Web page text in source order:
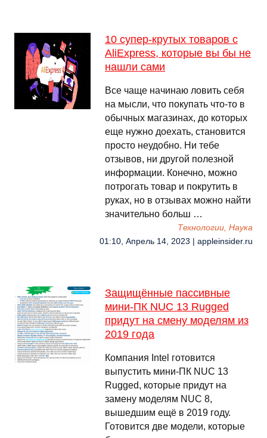
10 супер-крутых товаров с
AliExpress, которые вы бы не
нашли сами
Все чаще начинаю ловить себя
на мысли, что покупать что-то в
обычных магазинах, до которых
еще нужно доехать, становится
просто неудобно. Ни тебе
отзывов, ни другой полезной
информации. Конечно, можно
потрогать товар и покрутить в
руках, но в отзывах можно найти
значительно больш …
Технологии, Наука
01:10, Апрель 14, 2023 | appleinsider.ru
Защищённые пассивные
мини-ПК NUC 13 Rugged
придут на смену моделям из
2019 года
Компания Intel готовится
выпустить мини-ПК NUC 13
Rugged, которые придут на
замену моделям NUC 8,
вышедшим ещё в 2019 году.
Готовится две модели, которые